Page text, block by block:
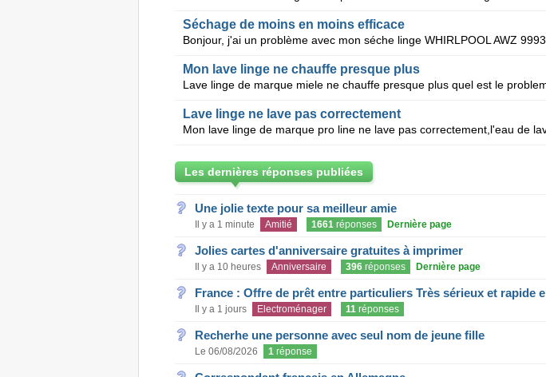
Séchage de moins en moins efficace
Mon lave linge ne chauffe presque plus
Lave linge ne lave pas correctement
Les dernières réponses publiées
Une jolie texte pour sa meilleur amie
Il y a 1 minute Amitié 1661réponses Dernière page
Jolies cartes d'anniversaire gratuites à imprimer
Il y a 10 heures Anniversaire 396réponses Dernière page
France : Offre de prêt entre particuliers Très sérieux et rapide e
Il y a 1 jours Electroménager 11réponses
Recherhe une personne avec seul nom de jeune fille
Le 06/08/2026 1réponse